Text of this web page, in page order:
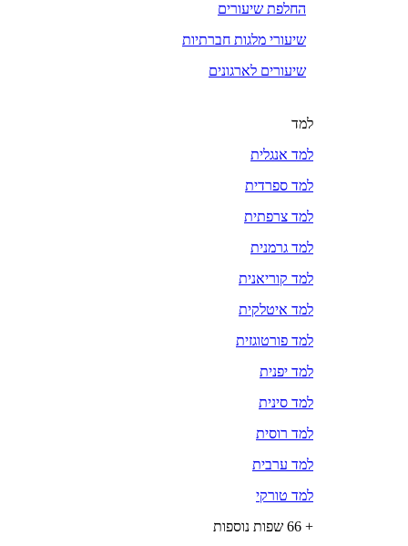
החלפת שיעורים
שיעורי מלגות חברתיות
שיעורים לארגונים
למד
למד אנגלית
למד ספרדית
למד צרפתית
למד גרמנית
למד קוריאנית
למד איטלקית
למד פורטוגזית
למד יפנית
למד סינית
למד רוסית
למד ערבית
למד טורקי
+ 66 שפות נוספות